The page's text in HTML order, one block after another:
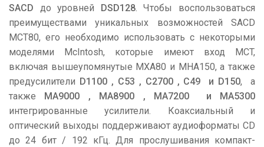
SACD до уровней DSD128. Чтобы воспользоваться
преимуществами уникальных возможностей SACD
MCT80, его необходимо использовать с некоторыми
моделями McIntosh, которые имеют вход MCT,
включая вышеупомянутые MXA80 и MHA150, а также
предусилители D1100 , C53 , C2700 , C49 и D150, а
также MA9000 , MA8900 , MA7200 и MA5300
интегрированные усилители. Коаксиальный и
оптический выходы поддерживают аудиоформаты CD
до 24 бит / 192 кГц. Для прослушивания компакт-